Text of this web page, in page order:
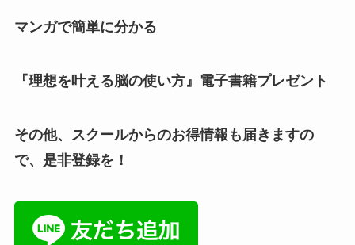
マンガで簡単に分かる
『理想を叶える脳の使い方』電子書籍プレゼント
その他、スクールからのお得情報も届きますの
で、是非登録を！